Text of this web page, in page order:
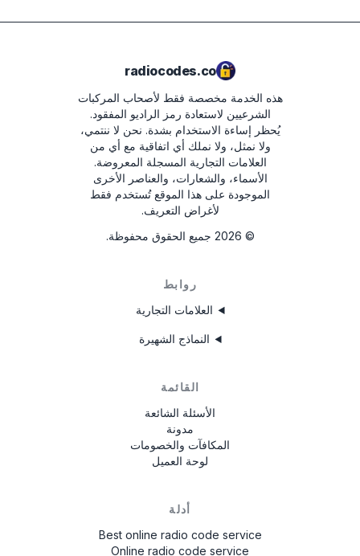
11 07 0210
7918HN065012235
65012235
FD0893456589123
UAU4934567X
FSV83345678X
radiocodes.co
هذه الخدمة مخصصة فقط لأصحاب المركبات
الشرعيين لاستعادة رمز الراديو المفقود.
يُحظر إساءة الاستخدام بشدة. نحن لا ننتمي،
ولا نمثل، ولا نملك أي اتفاقية مع أي من
العلامات التجارية المسجلة المعروضة.
الأسماء، والشعارات، والعناصر الأخرى
الموجودة على هذا الموقع تُستخدم فقط
لأغراض التعريف.
©
2026 جميع الحقوق محفوظة.
روابط
العلامات التجارية
النماذج الشهيرة
القائمة
الأسئلة الشائعة
مدونة
المكافآت والخصومات
لوحة العميل
أدلة
Best online radio code service
Online radio code service